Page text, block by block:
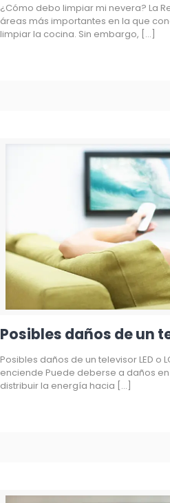
¿Cómo debo limpiar mi nevera? La
áreas más importantes en la que
limpiar la cocina. Sin embargo, […]
Posibles daños de un
Posibles daños de un televisor LED o
enciende Puede deberse a daños
distribuir la energía hacia […]